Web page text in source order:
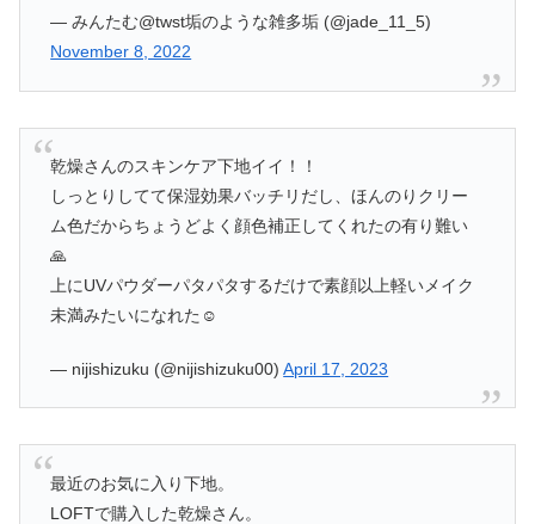
— みんたむ@twst垢のような雑多垢 (@jade_11_5)
November 8, 2022
乾燥さんのスキンケア下地イイ！！
しっとりしてて保湿効果バッチリだし、ほんのりクリー
ム色だからちょうどよく顔色補正してくれたの有り難い
🙏
上にUVパウダーパタパタするだけで素顔以上軽いメイク
未満みたいになれた☺️
— nijishizuku (@nijishizuku00)April 17, 2023
最近のお気に入り下地。
LOFTで購入した乾燥さん。